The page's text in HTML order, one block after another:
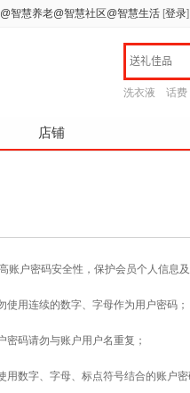
智慧养老@智慧社区@智慧生活 [登录]
洗衣液 话费
店铺
账户密码安全性，保护会员个人信息
使用连续的数字、字母作为用户密码；
密码请勿与账户用户名重复；
用数字、字母、标点符号结合的账户密